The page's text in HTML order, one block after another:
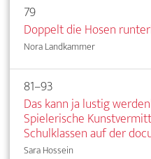
79
Doppelt die Hosen
Nora Landkammer
81–93
Das kann ja lustig
Spielerische
Schulklassen auf der
Sara Hossein